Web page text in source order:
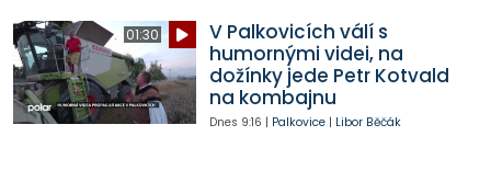
01:30
V Palkovicích válí s
humornými videi, na
dožínky jede Petr Kotvald
na kombajnu
Dnes 9:16 | Palkovice| Libor Běčák